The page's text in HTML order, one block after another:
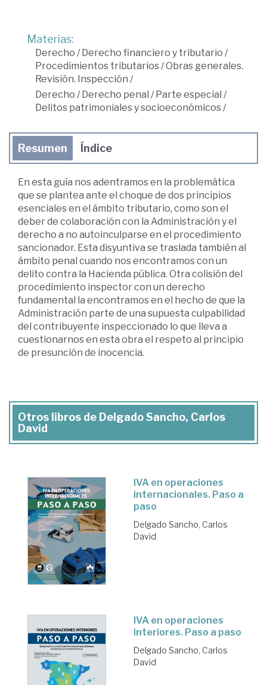
Materias:
Derecho /Derecho financiero y tributario /
Procedimientos tributarios /Obras generales.
Revisión. Inspección /
Derecho /Derecho penal /Parte especial /
Delitos patrimoniales y socioeconómicos /
Resumen Índice
En esta guía nos adentramos en la problemática
que se plantea ante el choque de dos principios
esenciales en el ámbito tributario, como son el
deber de colaboración con la Administración y el
derecho a no autoinculparse en el procedimiento
sancionador. Esta disyuntiva se traslada también al
ámbito penal cuando nos encontramos con un
delito contra la Hacienda pública. Otra colisión del
procedimiento inspector con un derecho
fundamental la encontramos en el hecho de que la
Administración parte de una supuesta culpabilidad
del contribuyente inspeccionado lo que lleva a
cuestionarnos en esta obra el respeto al principio
de presunción de inocencia.
Otros libros de Delgado Sancho, Carlos
David
IVA en operaciones
internacionales. Paso a
paso
Delgado Sancho, Carlos
David
IVA en operaciones
interiores. Paso a paso
Delgado Sancho, Carlos
David